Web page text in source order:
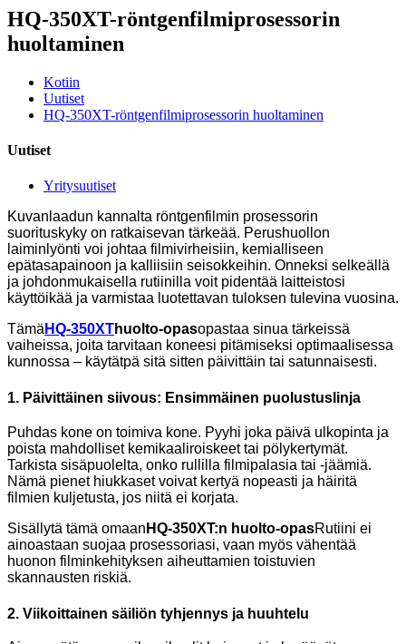
HQ-350XT-röntgenfilmiprosessorin
huoltaminen
Kotiin
Uutiset
HQ-350XT-röntgenfilmiprosessorin huoltaminen
Uutiset
Yritysuutiset
Kuvanlaadun kannalta röntgenfilmin prosessorin
suorituskyky on ratkaisevan tärkeää. Perushuollon
laiminlyönti voi johtaa filmivirheisiin, kemialliseen
epätasapainoon ja kalliisiin seisokkeihin. Onneksi selkeällä
ja johdonmukaisella rutiinilla voit pidentää laitteistosi
käyttöikää ja varmistaa luotettavan tuloksen tulevina vuosina.
Tämä HQ-350XThuolto-opasopastaa sinua tärkeissä
vaiheissa, joita tarvitaan koneesi pitämiseksi optimaalisessa
kunnossa – käytätpä sitä sitten päivittäin tai satunnaisesti.
1. Päivittäinen siivous: Ensimmäinen puolustuslinja
Puhdas kone on toimiva kone. Pyyhi joka päivä ulkopinta ja
poista mahdolliset kemikaaliroiskeet tai pölykertymät.
Tarkista sisäpuolelta, onko rullilla filmipalasia tai -jäämiä.
Nämä pienet hiukkaset voivat kertyä nopeasti ja häiritä
filmien kuljetusta, jos niitä ei korjata.
Sisällytä tämä omaan HQ-350XT:n huolto-opasRutiini ei
ainoastaan ​​suojaa prosessoriasi, vaan myös vähentää
huonon filminkehityksen aiheuttamien toistuvien
skannausten riskiä.
2. Viikoittainen säiliön tyhjennys ja huuhtelu